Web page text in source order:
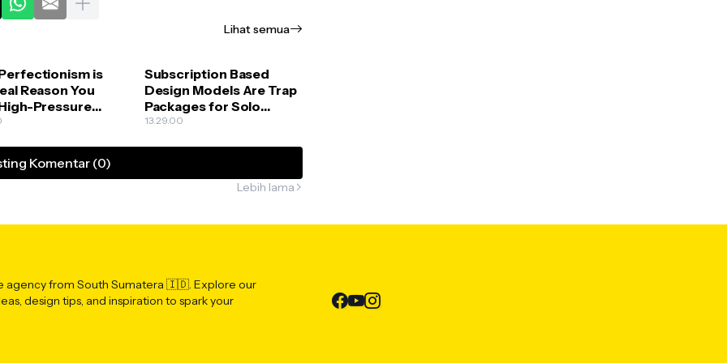
Lihat semua
is
Reason You
Pressure
Deadlines
Subscription Based
Design Models Are Trap
Packages for Solo
Creators
13.29.00
Komentar (0)
Lebih lama
agency from South Sumatera 🇮🇩. Explore our
design tips, and inspiration to spark your